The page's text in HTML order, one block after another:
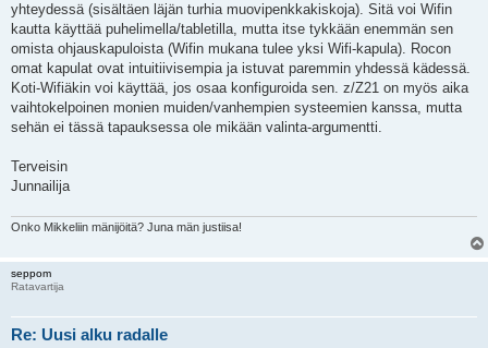
yhteydessä (sisältäen läjän turhia muovipenkkakiskoja). Sitä voi Wifin
kautta käyttää puhelimella/tabletilla, mutta itse tykkään enemmän sen
omista ohjauskapuloista (Wifin mukana tulee yksi Wifi-kapula). Rocon
omat kapulat ovat intuitiivisempia ja istuvat paremmin yhdessä kädessä.
Koti-Wifiäkin voi käyttää, jos osaa konfiguroida sen. z/Z21 on myös aika
vaihtokelpoinen monien muiden/vanhempien systeemien kanssa, mutta
sehän ei tässä tapauksessa ole mikään valinta-argumentti.
Terveisin
Junnailija
Onko Mikkeliin mänijöitä? Juna män justiisa!
seppom
Ratavartija
Re: Uusi alku radalle